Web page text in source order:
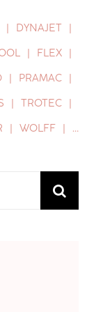
DYNAJET
FLEX
PRAMAC
TROTEC
WOLFF …